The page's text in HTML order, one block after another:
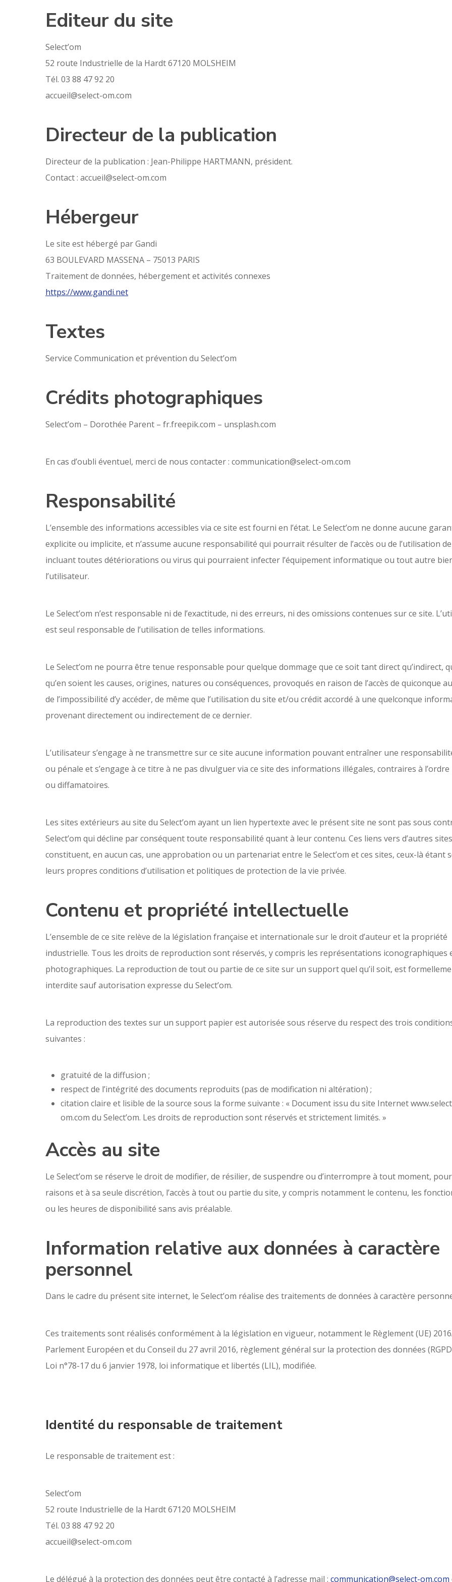
Editeur du site
Select’om
52 route Industrielle de la Hardt 67120 MOLSHEIM
Tél. 03 88 47 92 20
accueil@select-om.com
Directeur de la publication
Directeur de la publication : Jean-Philippe HARTMANN, président.
Contact : accueil@select-om.com
Hébergeur
Le site est hébergé par Gandi
63 BOULEVARD MASSENA – 75013 PARIS
Traitement de données, hébergement et activités connexes
https://www.gandi.net
Textes
Service Communication et prévention du Select’om
Crédits photographiques
Select’om – Dorothée Parent – fr.freepik.com – unsplash.com
En cas d’oubli éventuel, merci de nous contacter : communication@select-om.com
Responsabilité
L’ensemble des informations accessibles via ce site est fourni en l’état. Le Select’om ne donne aucune
explicite ou implicite, et n’assume aucune responsabilité qui pourrait résulter de l’accès ou de l’utilisation
incluant toutes détériorations ou virus qui pourraient infecter l’équipement informatique ou tout autre
l’utilisateur.
Le Select’om n’est responsable ni de l’exactitude, ni des erreurs, ni des omissions contenues sur ce site.
est seul responsable de l’utilisation de telles informations.
Le Select’om ne pourra être tenue responsable pour quelque dommage que ce soit tant direct qu’indirect,
qu’en soient les causes, origines, natures ou conséquences, provoqués en raison de l’accès de quiconque
de l’impossibilité d’y accéder, de même que l’utilisation du site et/ou crédit accordé à une quelconque
provenant directement ou indirectement de ce dernier.
L’utilisateur s’engage à ne transmettre sur ce site aucune information pouvant entraîner une
ou pénale et s’engage à ce titre à ne pas divulguer via ce site des informations illégales, contraires à
ou diffamatoires.
Les sites extérieurs au site du Select’om ayant un lien hypertexte avec le présent site ne sont pas sous
Select’om qui décline par conséquent toute responsabilité quant à leur contenu. Ces liens vers d’autres
constituent, en aucun cas, une approbation ou un partenariat entre le Select’om et ces sites, ceux-là étant
leurs propres conditions d’utilisation et politiques de protection de la vie privée.
Contenu et propriété intellectuelle
L’ensemble de ce site relève de la législation française et internationale sur le droit d’auteur et la propriété
industrielle. Tous les droits de reproduction sont réservés, y compris les représentations iconographiques
photographiques. La reproduction de tout ou partie de ce site sur un support quel qu’il soit, est
interdite sauf autorisation expresse du Select’om.
La reproduction des textes sur un support papier est autorisée sous réserve du respect des trois
suivantes :
gratuité de la diffusion ;
respect de l’intégrité des documents reproduits (pas de modification ni altération) ;
citation claire et lisible de la source sous la forme suivante : « Document issu du site Internet
om.com du Select’om. Les droits de reproduction sont réservés et strictement limités. »
Accès au site
Le Select’om se réserve le droit de modifier, de résilier, de suspendre ou d’interrompre à tout moment,
raisons et à sa seule discrétion, l’accès à tout ou partie du site, y compris notamment le contenu, les
ou les heures de disponibilité sans avis préalable.
Information relative aux données à caractère
personnel
Dans le cadre du présent site internet, le Select’om réalise des traitements de données à caractère
Ces traitements sont réalisés conformément à la législation en vigueur, notamment le Règlement (UE)
Parlement Européen et du Conseil du 27 avril 2016, règlement général sur la protection des données
Loi n°78-17 du 6 janvier 1978, loi informatique et libertés (LIL), modifiée.
Identité du responsable de traitement
Le responsable de traitement est :
Select’om
52 route Industrielle de la Hardt 67120 MOLSHEIM
Tél. 03 88 47 92 20
accueil@select-om.com
Le délégué à la protection des données peut être contacté à l’adresse mail : communication@select-om.com